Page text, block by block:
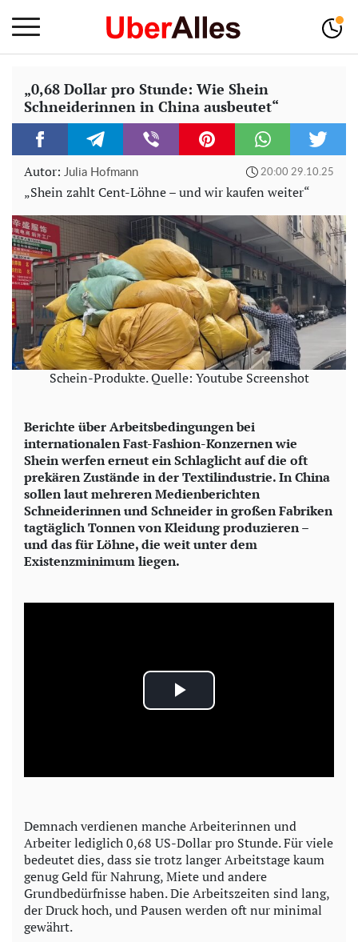
„0,68 Dollar pro Stunde: Wie Shein
Schneiderinnen in China ausbeutet“
Autor: Julia Hofmann 20:00 29.10.25
„Shein zahlt Cent-Löhne – und wir kaufen weiter“
Schein-Produkte. Quelle: Youtube Screenshot
Berichte über Arbeitsbedingungen bei
internationalen Fast-Fashion-Konzernen wie
Shein werfen erneut ein Schlaglicht auf die oft
prekären Zustände in der Textilindustrie. In China
sollen laut mehreren Medienberichten
Schneiderinnen und Schneider in großen Fabriken
tagtäglich Tonnen von Kleidung produzieren –
und das für Löhne, die weit unter dem
Existenzminimum liegen.
P
a
V
i
Demnach verdienen manche Arbeiterinnen und
Arbeiter lediglich 0,68 US-Dollar pro Stunde. Für viele
bedeutet dies, dass sie trotz langer Arbeitstage kaum
genug Geld für Nahrung, Miete und andere
Grundbedürfnisse haben. Die Arbeitszeiten sind lang,
der Druck hoch, und Pausen werden oft nur minimal
gewährt.